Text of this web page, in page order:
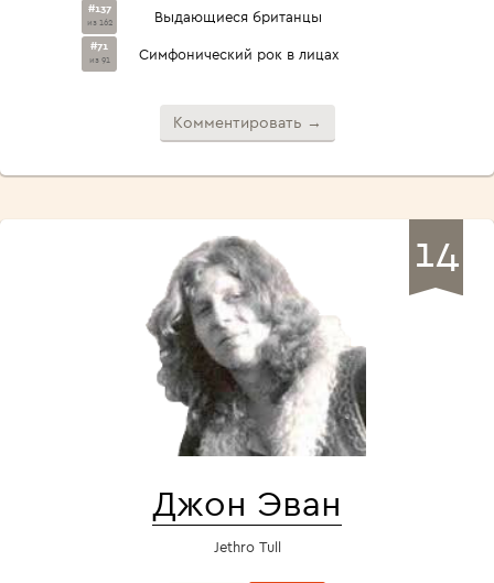
#137
из 162 Выдающиеся британцы
#71
из 91 Симфонический рок в лицах
Комментировать →
14
Джон Эван
Jethro Tull